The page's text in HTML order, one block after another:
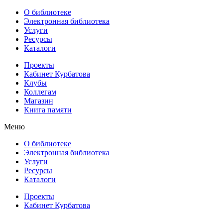
О библиотеке
Электронная библиотека
Услуги
Ресурсы
Каталоги
Проекты
Кабинет Курбатова
Клубы
Коллегам
Магазин
Книга памяти
Меню
О библиотеке
Электронная библиотека
Услуги
Ресурсы
Каталоги
Проекты
Кабинет Курбатова